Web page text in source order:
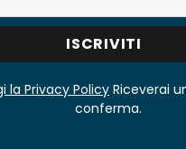
la Privacy Policy Riceverai
conferma.